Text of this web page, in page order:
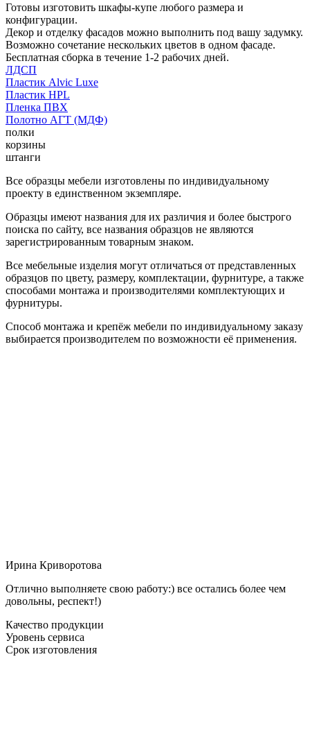
Готовы изготовить шкафы-купе любого размера и
конфигурации.
Декор и отделку фасадов можно выполнить под вашу задумку.
Возможно сочетание нескольких цветов в одном фасаде.
Бесплатная сборка в течение 1-2 рабочих дней.
ЛДСП
Пластик Alvic Luxe
Пластик HPL
Пленка ПВХ
Полотно АГТ (МДФ)
полки
корзины
штанги
Все образцы мебели изготовлены по индивидуальному
проекту в единственном экземпляре.
Образцы имеют названия для их различия и более быстрого
поиска по сайту, все названия образцов не являются
зарегистрированным товарным знаком.
Все мебельные изделия могут отличаться от представленных
образцов по цвету, размеру, комплектации, фурнитуре, а также
способами монтажа и производителями комплектующих и
фурнитуры.
Способ монтажа и крепёж мебели по индивидуальному заказу
выбирается производителем по возможности её применения.
Ирина Криворотова
Отлично выполняете свою работу:) все остались более чем
довольны, респект!)
Качество продукции
Уровень сервиса
Срок изготовления